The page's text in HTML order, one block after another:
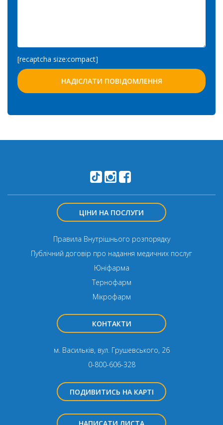
[recaptcha size:compact]
ЦІНИ НА ПОСЛУГИ
Правила Внутрішнього розпорядку
Публічний договір про надання медичних послуг
Юніфарма
Тернофарм
Мікрофарм
КОНТАКТИ
м. Васильків, вул. Грушевського, 26
0-800-606-328
ПОДИВИТИСЬ НА КАРТІ